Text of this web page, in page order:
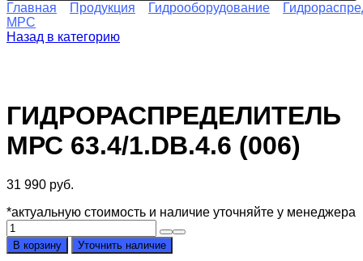
Главная Продукция Гидрооборудование
МРС
Назад в категорию
ГИДРОРАСПРЕДЕЛИТЕЛЬ
МРС 63.4/1.DВ.4.6 (006)
31 990 руб.
*актуальную стоимость и наличие уточняйте у менеджера
Количество
товара
Гидрораспределитель
В корзину Уточнить наличие